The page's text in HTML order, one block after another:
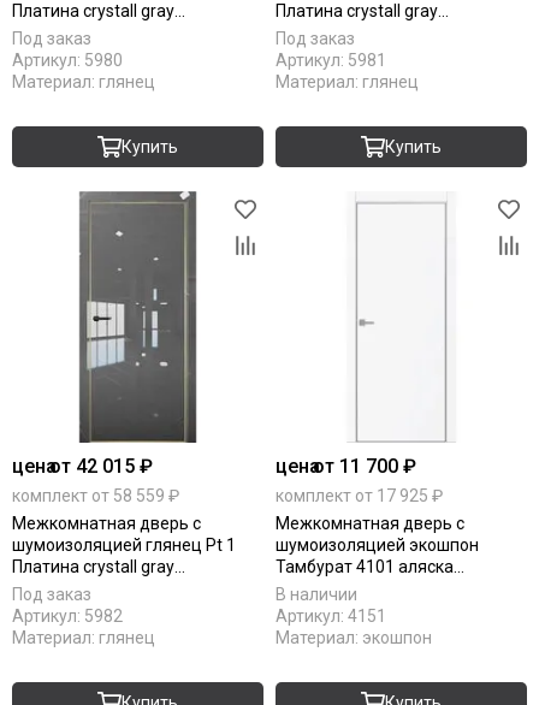
Платина crystall gray
алюминиевая кромка Al глухая
Под заказ
Артикул: 5980
Материал: глянец
Купить
Платина crystall gray
алюминиевая кромка Al Black
Edition глухая
Под заказ
Артикул: 5981
Материал: глянец
Купить
ценаот 42 015 ₽
комплект от 58 559 ₽
Межкомнатная дверь с
шумоизоляцией глянец Pt 1
Платина crystall gray
алюминиевая кромка Al Gold
Edition глухая
Под заказ
Артикул: 5982
Материал: глянец
ценаот 11 700 ₽
комплект от 17 925 ₽
Межкомнатная дверь с
шумоизоляцией экошпон
Тамбурат 4101 аляска
алюминиевая кромка матовая
глухая
В наличии
Артикул: 4151
Материал: экошпон